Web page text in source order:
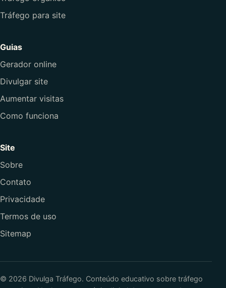
Tráfego para site
Guias
Gerador online
Divulgar site
Aumentar visitas
Como funciona
Site
Sobre
Contato
Privacidade
Termos de uso
Sitemap
© 2026 Divulga Tráfego. Conteúdo educativo sobre tráfego